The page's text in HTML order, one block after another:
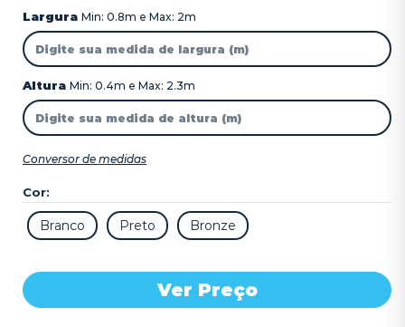
Largura Min: 0.8m e Max: 2m
Altura Min: 0.4m e Max: 2.3m
Conversor de medidas
Cor:
Ver Preço